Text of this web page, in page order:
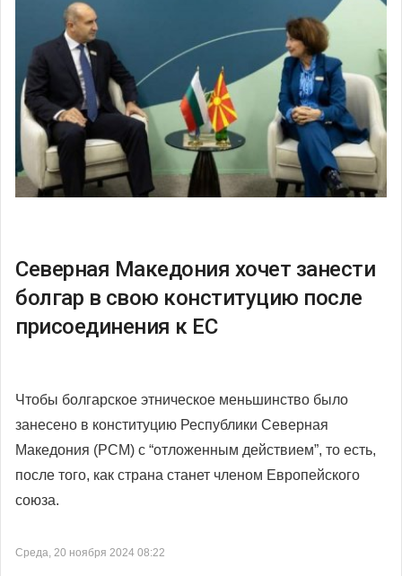
Северная Македония хочет занести
болгар в свою конституцию после
присоединения к ЕС
Чтобы болгарское этническое меньшинство было
занесено в конституцию Республики Северная
Македония (РСМ) с “отложенным действием”, то есть,
после того, как страна станет членом Европейского
союза.
Среда, 20 ноября 2024 08:22